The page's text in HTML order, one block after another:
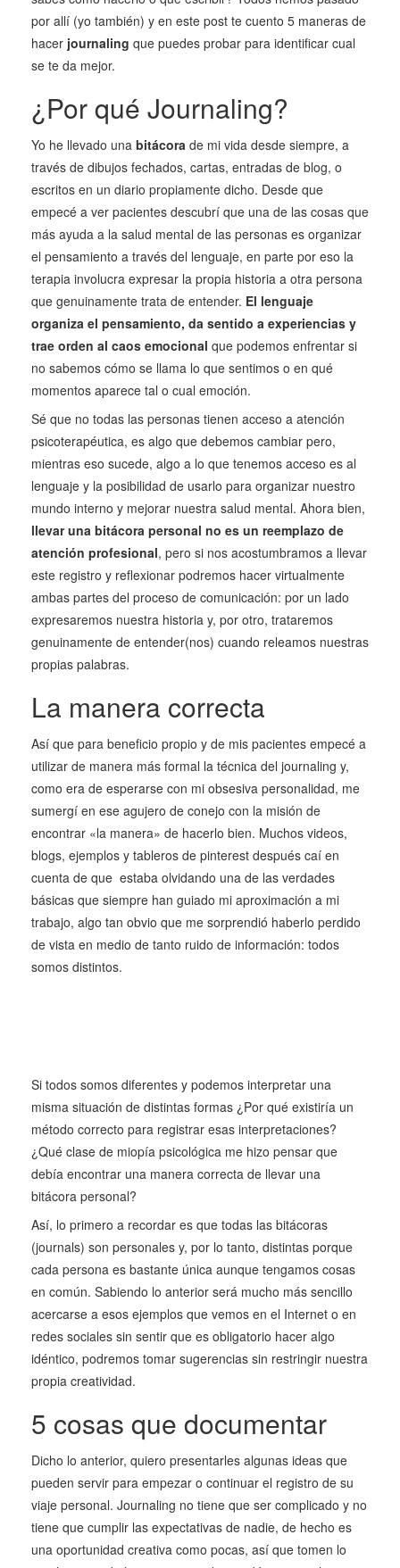
por allí (yo también) y en este post te cuento 5 maneras de
hacer journaling que puedes probar para identificar cual
se te da mejor.
¿Por qué Journaling?
Yo he llevado una bitácora de mi vida desde siempre, a
través de dibujos fechados, cartas, entradas de blog, o
escritos en un diario propiamente dicho. Desde que
empecé a ver pacientes descubrí que una de las cosas que
más ayuda a la salud mental de las personas es organizar
el pensamiento a través del lenguaje, en parte por eso la
terapia involucra expresar la propia historia a otra persona
que genuinamente trata de entender. El lenguaje
organiza el pensamiento, da sentido a experiencias y
trae orden al caos emocional que podemos enfrentar si
no sabemos cómo se llama lo que sentimos o en qué
momentos aparece tal o cual emoción.
Sé que no todas las personas tienen acceso a atención
psicoterapéutica, es algo que debemos cambiar pero,
mientras eso sucede, algo a lo que tenemos acceso es al
lenguaje y la posibilidad de usarlo para organizar nuestro
mundo interno y mejorar nuestra salud mental. Ahora bien,
llevar una bitácora personal no es un reemplazo de
atención profesional, pero si nos acostumbramos a llevar
este registro y reflexionar podremos hacer virtualmente
ambas partes del proceso de comunicación: por un lado
expresaremos nuestra historia y, por otro, trataremos
genuinamente de entender(nos) cuando releamos nuestras
propias palabras.
La manera correcta
Así que para beneficio propio y de mis pacientes empecé a
utilizar de manera más formal la técnica del journaling y,
como era de esperarse con mi obsesiva personalidad, me
sumergí en ese agujero de conejo con la misión de
encontrar «la manera» de hacerlo bien. Muchos videos,
blogs, ejemplos y tableros de pinterest después caí en
cuenta de que estaba olvidando una de las verdades
básicas que siempre han guiado mi aproximación a mi
trabajo, algo tan obvio que me sorprendió haberlo perdido
de vista en medio de tanto ruido de información: todos
somos distintos.
Si todos somos diferentes y podemos interpretar una
misma situación de distintas formas ¿Por qué existiría un
método correcto para registrar esas interpretaciones?
¿Qué clase de miopía psicológica me hizo pensar que
debía encontrar una manera correcta de llevar una
bitácora personal?
Así, lo primero a recordar es que todas las bitácoras
(journals) son personales y, por lo tanto, distintas porque
cada persona es bastante única aunque tengamos cosas
en común. Sabiendo lo anterior será mucho más sencillo
acercarse a esos ejemplos que vemos en el Internet o en
redes sociales sin sentir que es obligatorio hacer algo
idéntico, podremos tomar sugerencias sin restringir nuestra
propia creatividad.
5 cosas que documentar
Dicho lo anterior, quiero presentarles algunas ideas que
pueden servir para empezar o continuar el registro de su
viaje personal. Journaling no tiene que ser complicado y no
tiene que cumplir las expectativas de nadie, de hecho es
una oportunidad creativa como pocas, así que tomen lo